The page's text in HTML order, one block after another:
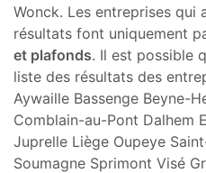
Wonck. Les entreprises qui
résultats font uniquement
et plafonds. Il est possible
liste des résultats des
Aywaille Bassenge Beyne-
Comblain-au-Pont Dalhem
Juprelle Liège Oupeye
Soumagne Sprimont Visé